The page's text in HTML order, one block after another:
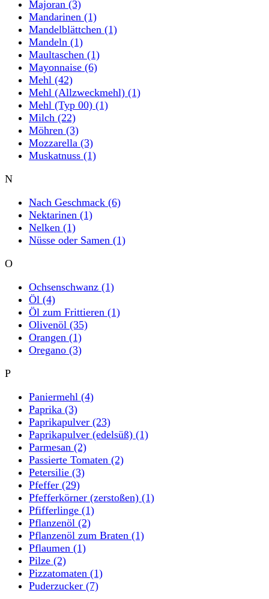
Majoran (3)
Mandarinen (1)
Mandelblättchen (1)
Mandeln (1)
Maultaschen (1)
Mayonnaise (6)
Mehl (42)
Mehl (Allzweckmehl) (1)
Mehl (Typ 00) (1)
Milch (22)
Möhren (3)
Mozzarella (3)
Muskatnuss (1)
N
Nach Geschmack (6)
Nektarinen (1)
Nelken (1)
Nüsse oder Samen (1)
O
Ochsenschwanz (1)
Öl (4)
Öl zum Frittieren (1)
Olivenöl (35)
Orangen (1)
Oregano (3)
P
Paniermehl (4)
Paprika (3)
Paprikapulver (23)
Paprikapulver (edelsüß) (1)
Parmesan (2)
Passierte Tomaten (2)
Petersilie (3)
Pfeffer (29)
Pfefferkörner (zerstoßen) (1)
Pfifferlinge (1)
Pflanzenöl (2)
Pflanzenöl zum Braten (1)
Pflaumen (1)
Pilze (2)
Pizzatomaten (1)
Puderzucker (7)